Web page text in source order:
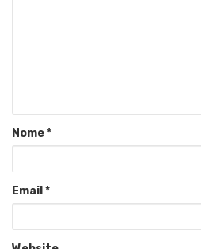
Nome*
Email *